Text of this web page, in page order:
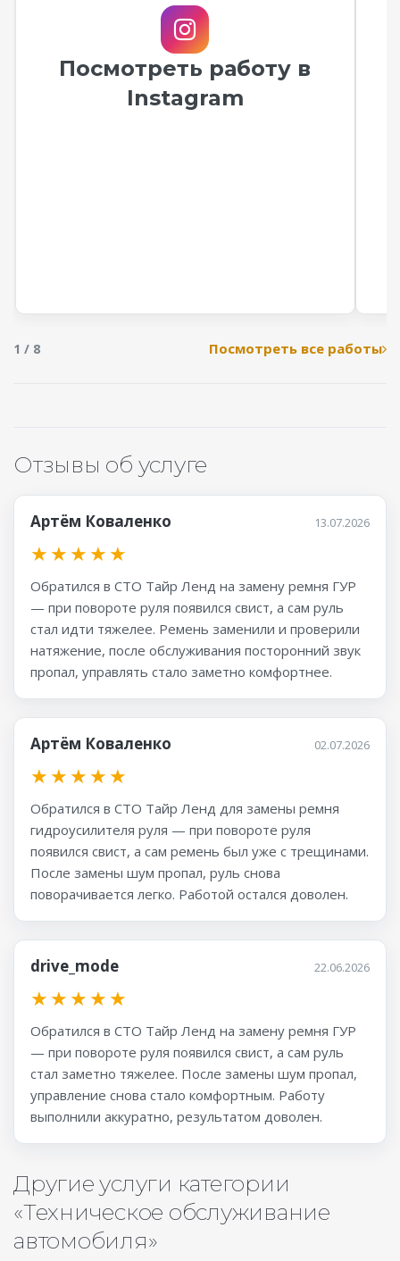
Посмотреть работу в
Instagram
1 / 8 Посмотреть все работы
Отзывы об услуге
Артём Коваленко 13.07.2026
★★★★★
Обратился в СТО Тайр Ленд на замену ремня ГУР
— при повороте руля появился свист, а сам руль
стал идти тяжелее. Ремень заменили и проверили
натяжение, после обслуживания посторонний звук
пропал, управлять стало заметно комфортнее.
Артём Коваленко 02.07.2026
★★★★★
Обратился в СТО Тайр Ленд для замены ремня
гидроусилителя руля — при повороте руля
появился свист, а сам ремень был уже с трещинами.
После замены шум пропал, руль снова
поворачивается легко. Работой остался доволен.
drive_mode 22.06.2026
★★★★★
Обратился в СТО Тайр Ленд на замену ремня ГУР
— при повороте руля появился свист, а сам руль
стал заметно тяжелее. После замены шум пропал,
управление снова стало комфортным. Работу
выполнили аккуратно, результатом доволен.
Другие услуги категории
«Техническое обслуживание
автомобиля»